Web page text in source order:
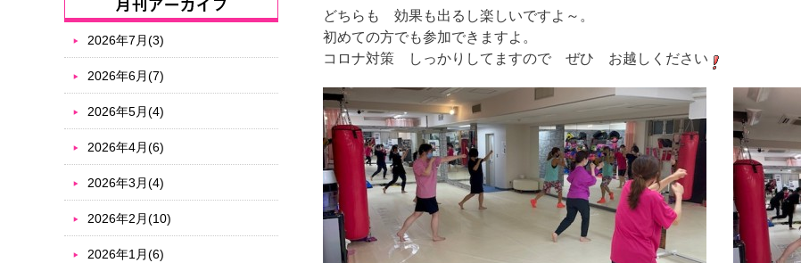
どちらも 効果も出るし楽しいですよ～。
初めての方でも参加できますよ。
コロナ対策 しっかりしてますので ぜひ お越しください
2026年7月(3)
2026年6月(7)
2026年5月(4)
2026年4月(6)
2026年3月(4)
2026年2月(10)
2026年1月(6)